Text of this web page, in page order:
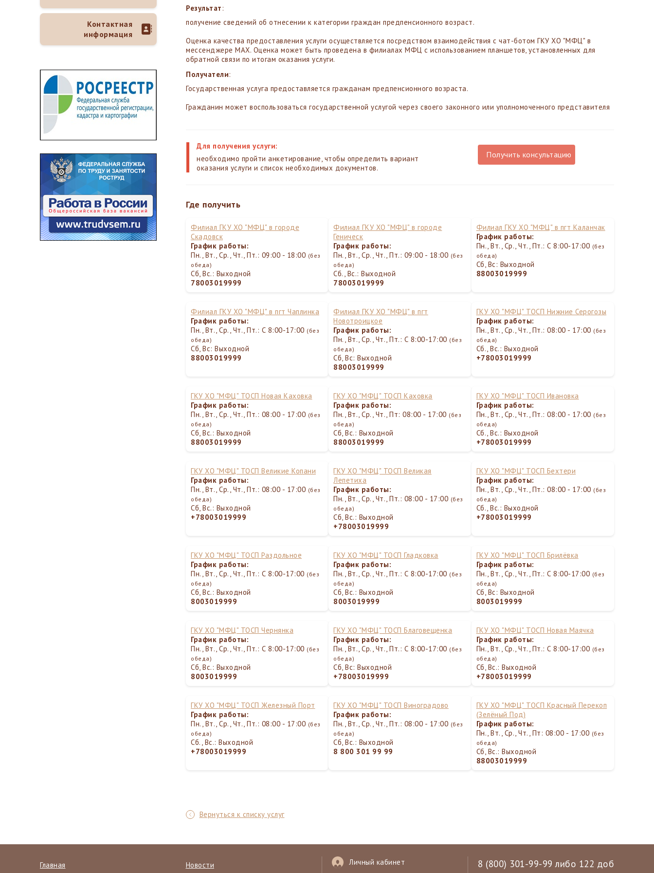
Контактная
информация
Результат:
получение сведений об отнесении к категории граждан предпенсионного возраст.
Оценка качества предоставления услуги осуществляется посредством взаимодействия с чат-ботом ГКУ ХО "МФЦ" в
мессенджере MAX. Оценка может быть проведена в филиалах МФЦ с использованием планшетов, установленных для
обратной связи по итогам оказания услуги.
Получатели:
Государственная услуга предоставляется гражданам предпенсионного возраста.
Гражданин может воспользоваться государственной услугой через своего законного или уполномоченного представителя
Для получения услуги:
необходимо пройти анкетирование, чтобы определить вариант
оказания услуги и список необходимых документов.
Получить консультацию
Где получить
Филиал ГКУ ХО "МФЦ" в городе
Скадовск
График работы:
Пн., Вт., Ср., Чт., Пт.: 09:00 - 18:00 (без
обеда)
Сб, Вс.: Выходной
78003019999
Филиал ГКУ ХО "МФЦ" в городе
Геническ
График работы:
Пн., Вт., Ср., Чт., Пт.: 09:00 - 18:00 (без
обеда)
Сб., Вс.: Выходной
78003019999
Филиал ГКУ ХО "МФЦ" в пгт Каланчак
График работы:
Пн., Вт., Ср., Чт., Пт.: С 8:00-17:00 (без
обеда)
Сб, Вс: Выходной
88003019999
Филиал ГКУ ХО "МФЦ" в пгт Чаплинка
График работы:
Пн., Вт., Ср., Чт., Пт.: С 8:00-17:00 (без
обеда)
Сб, Вс: Выходной
88003019999
Филиал ГКУ ХО "МФЦ" в пгт
Новотроицкое
График работы:
Пн., Вт., Ср., Чт., Пт.: С 8:00-17:00 (без
обеда)
Сб, Вс: Выходной
88003019999
ГКУ ХО "МФЦ" ТОСП Нижние Серогозы
График работы:
Пн., Вт., Ср., Чт., Пт.: 08:00 - 17:00 (без
обеда)
Сб., Вс.: Выходной
+78003019999
ГКУ ХО "МФЦ" ТОСП Новая Каховка
График работы:
Пн., Вт., Ср., Чт., Пт.: 08:00 - 17:00 (без
обеда)
Сб, Вс.: Выходной
88003019999
ГКУ ХО "МФЦ" ТОСП Каховка
График работы:
Пн., Вт., Ср., Чт., Пт: 08:00 - 17:00 (без
обеда)
Сб, Вс.: Выходной
88003019999
ГКУ ХО "МФЦ" ТОСП Ивановка
График работы:
Пн., Вт., Ср., Чт., Пт.: 08:00 - 17:00 (без
обеда)
Сб., Вс.: Выходной
+78003019999
ГКУ ХО "МФЦ" ТОСП Великие Копани
График работы:
Пн., Вт., Ср., Чт., Пт.: 08:00 - 17:00 (без
обеда)
Сб, Вс.: Выходной
+78003019999
ГКУ ХО "МФЦ" ТОСП Великая
Лепетиха
График работы:
Пн., Вт., Ср., Чт., Пт.: 08:00 - 17:00 (без
обеда)
Сб, Вс.: Выходной
+78003019999
ГКУ ХО "МФЦ" ТОСП Бехтери
График работы:
Пн., Вт., Ср., Чт., Пт.: 08:00 - 17:00 (без
обеда)
Сб., Вс.: Выходной
+78003019999
ГКУ ХО "МФЦ" ТОСП Раздольное
График работы:
Пн., Вт., Ср., Чт., Пт.: С 8:00-17:00 (без
обеда)
Сб, Вс.: Выходной
8003019999
ГКУ ХО "МФЦ" ТОСП Гладковка
График работы:
Пн., Вт., Ср., Чт., Пт.: С 8:00-17:00 (без
обеда)
Сб, Вс.: Выходной
8003019999
ГКУ ХО "МФЦ" ТОСП Брилёвка
График работы:
Пн., Вт., Ср., Чт., Пт.: С 8:00-17:00 (без
обеда)
Сб, Вс: Выходной
8003019999
ГКУ ХО "МФЦ" ТОСП Чернянка
График работы:
Пн., Вт., Ср., Чт., Пт.: С 8:00-17:00 (без
обеда)
Сб, Вс.: Выходной
8003019999
ГКУ ХО "МФЦ" ТОСП Благовещенка
График работы:
Пн., Вт., Ср., Чт., Пт.: С 8:00-17:00 (без
обеда)
Сб, Вс: Выходной
+78003019999
ГКУ ХО "МФЦ" ТОСП Новая Маячка
График работы:
Пн., Вт., Ср., Чт., Пт.: С 8:00-17:00 (без
обеда)
Сб, Вс.: Выходной
+78003019999
ГКУ ХО "МФЦ" ТОСП Железный Порт
График работы:
Пн., Вт., Ср., Чт., Пт.: 08:00 - 17:00 (без
обеда)
Сб., Вс.: Выходной
+78003019999
ГКУ ХО "МФЦ" ТОСП Виноградово
График работы:
Пн., Вт., Ср., Чт., Пт.: 08:00 - 17:00 (без
обеда)
Сб, Вс.: Выходной
8 800 301 99 99
ГКУ ХО "МФЦ" ТОСП Красный Перекоп
(Зелёный Под)
График работы:
Пн., Вт., Ср., Чт., Пт: 08:00 - 17:00 (без
обеда)
Сб, Вс.: Выходной
88003019999
Вернуться к списку услуг
Главная Новости Личный кабинет
8 (800) 301-99-99 либо 122 доб